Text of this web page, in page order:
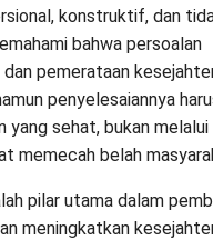
konstruktif, dan
bahwa persoalan
pemerataan
penyelesaiannya
sehat, bukan melalui
memecah belah
pilar utama dalam
meningkatkan